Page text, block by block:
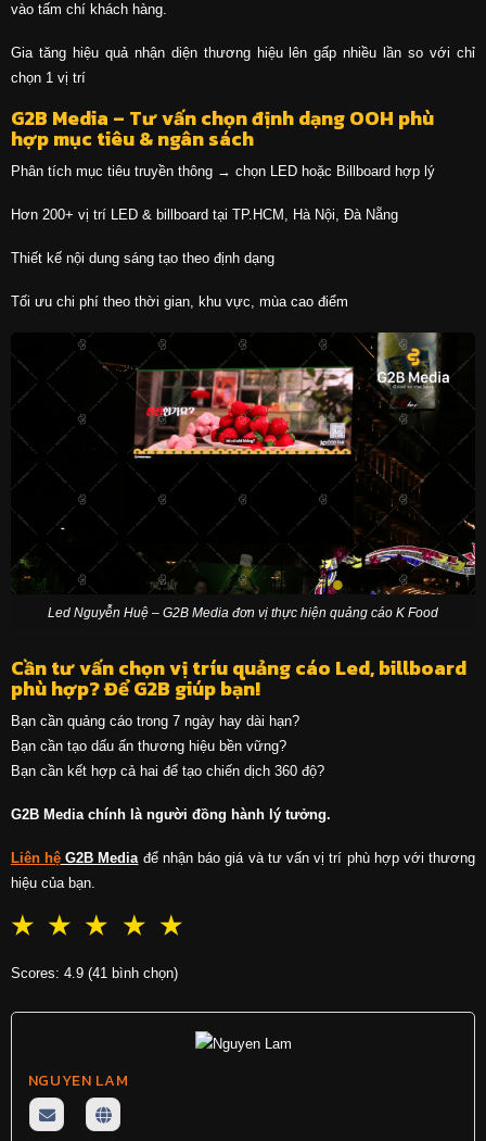
vào tấm chí khách hàng.
Gia tăng hiệu quả nhận diện thương hiệu lên gấp nhiều lần so với chỉ
chọn 1 vị trí
G2B Media – Tư vấn chọn định dạng OOH phù
hợp mục tiêu & ngân sách
Phân tích mục tiêu truyền thông → chọn LED hoặc Billboard hợp lý
Hơn 200+ vị trí LED & billboard tại TP.HCM, Hà Nội, Đà Nẵng
Thiết kế nội dung sáng tạo theo định dạng
Tối ưu chi phí theo thời gian, khu vực, mùa cao điểm
Led Nguyễn Huệ – G2B Media đơn vị thực hiện quảng cáo K Food
Cần tư vấn chọn vị tríu quảng cáo Led, billboard
phù hợp? Để G2B giúp bạn!
Bạn cần quảng cáo trong 7 ngày hay dài hạn?
Bạn cần tạo dấu ấn thương hiệu bền vững?
Bạn cần kết hợp cả hai để tạo chiến dịch 360 độ?
G2B Media chính là người đồng hành lý tưởng.
Liên hệ G2B Mediađể nhận báo giá và tư vấn vị trí phù hợp với thương
hiệu của bạn.
☆
☆
☆
☆
☆
Scores: 4.9 (41 bình chọn)
NGUYEN LAM